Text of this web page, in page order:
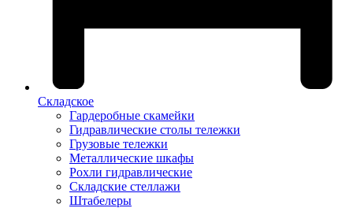
Складское
Гардеробные скамейки
Гидравлические столы тележки
Грузовые тележки
Металлические шкафы
Рохли гидравлические
Складские стеллажи
Штабелеры